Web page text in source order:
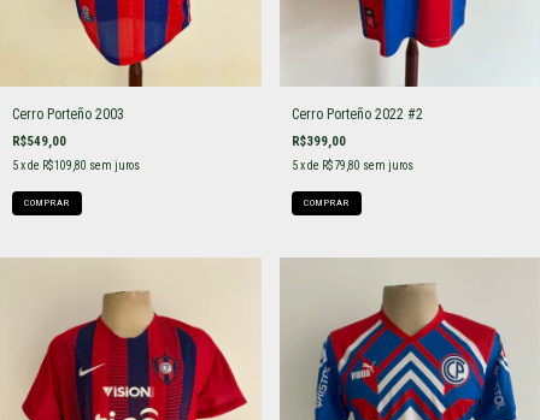
Cerro Porteño 2003
R$549,00
5x de R$109,80 sem juros
COMPRAR
Cerro Porteño 2022 #2
R$399,00
5 x de R$79,80 sem juros
COMPRAR